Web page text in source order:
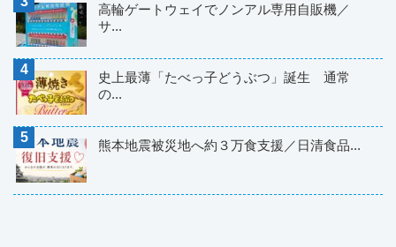
高輪ゲートウェイでノンアル専用自販機／
サ...
史上最薄「たべっ子どうぶつ」誕生 通常
の...
熊本地震被災地へ約３万食支援／日清食品...